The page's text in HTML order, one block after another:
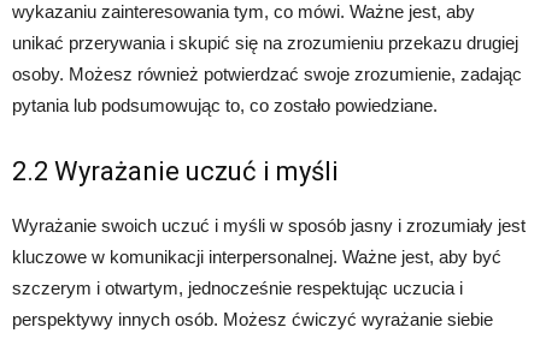
wykazaniu zainteresowania tym, co mówi. Ważne jest, aby
unikać przerywania i skupić się na zrozumieniu przekazu drugiej
osoby. Możesz również potwierdzać swoje zrozumienie, zadając
pytania lub podsumowując to, co zostało powiedziane.
2.2 Wyrażanie uczuć i myśli
Wyrażanie swoich uczuć i myśli w sposób jasny i zrozumiały jest
kluczowe w komunikacji interpersonalnej. Ważne jest, aby być
szczerym i otwartym, jednocześnie respektując uczucia i
perspektywy innych osób. Możesz ćwiczyć wyrażanie siebie